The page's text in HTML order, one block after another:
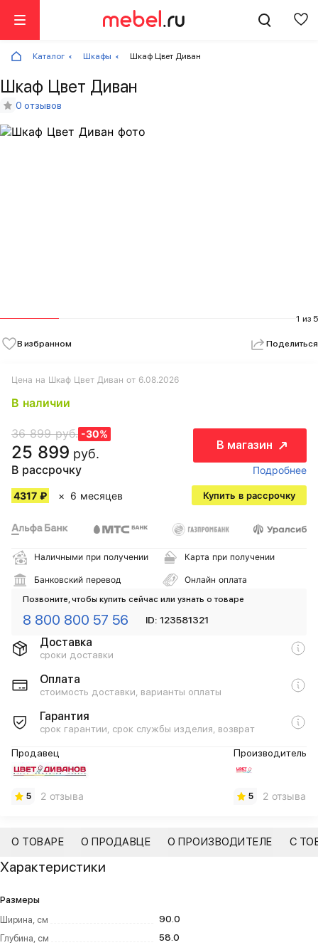
Каталог Шкафы Шкаф Цвет Диван
Шкаф Цвет Диван
0 отзывов
1 из 5
В избранном Поделиться
Цена на Шкаф Цвет Диван от 6.08.2026
В наличии
36 899 руб. -30%
25 899 руб.
В магазин
В рассрочку Подробнее
4317 ₽ 6 месяцев Купить в рассрочку
Наличными при получении Карта при получении
Банковский перевод Онлайн оплата
Позвоните, чтобы купить сейчас или узнать о товаре
8 800 800 57 56 ID: 123581321
Доставка
сроки доставки
Оплата
стоимость доставки, варианты оплаты
Гарантия
срок гарантии, срок службы изделия, возврат
Продавец
5 2 отзыва
Производитель
5 2 отзыва
О ТОВАРЕ О ПРОДАВЦЕ О ПРОИЗВОДИТЕЛЕ С
Характеристики
Размеры
Ширина, см
90.0
Глубина, см
58.0